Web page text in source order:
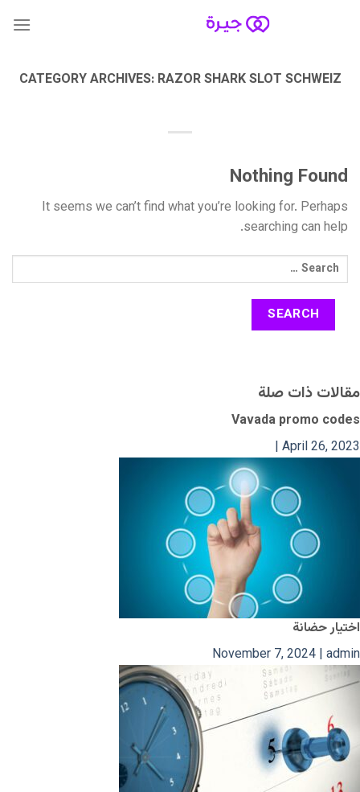
CATEGORY ARCHIVES: RAZOR SHARK SLOT SCHWEIZ
Nothing Found
It seems we can’t find what you’re looking for. Perhaps
searching can help.
Search
for:
مقالات ذات صلة
Vavada promo codes
April 26, 2023
|
اختيار حضانة
November 7, 2024 | admin